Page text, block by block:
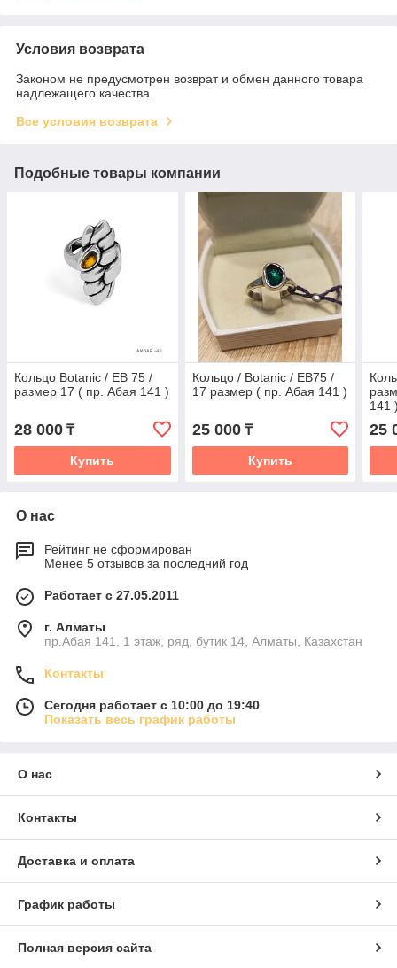
Условия возврата
Законом не предусмотрен возврат и обмен данного товара
надлежащего качества
Все условия возврата
Подобные товары компании
Кольцо Botanic / ЕВ 75 /
размер 17 ( пр. Абая 141 )
28 000 ₸
Купить
Кольцо / Botanic / ЕВ75 /
17 размер ( пр. Абая 141 )
25 000₸
Купить
141
25
О нас
Рейтинг не сформирован
Менее 5 отзывов за последний год
Работает с 27.05.2011
г. Алматы
пр.Абая 141, 1 этаж, ряд, бутик 14, Алматы, Казахстан
Контакты
Сегодня работает с 10:00 до 19:40
Показать весь график работы
О нас
Контакты
Доставка и оплата
График работы
Полная версия сайта